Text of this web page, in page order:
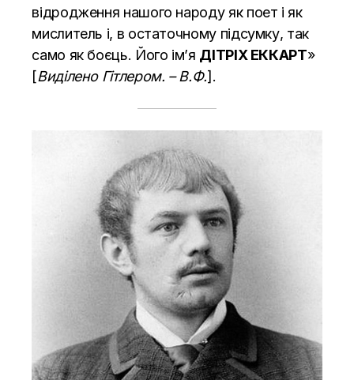
відродження нашого народу як поет і як
мислитель і, в остаточному підсумку, так
само як боєць. Його ім’я ДІТРІХ ЕККАРТ»
[Виділено Гітлером. – В.Ф.].